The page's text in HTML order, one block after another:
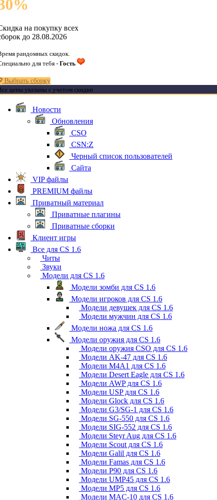
%
на покупку всех
до 28.08.2026
рандомных скидок.
для тебя - Гость
Выбрать сборку
цены указаны с учетом скидки
Новости
Обновления
CSO
CSN:Z
Черный список пользователей
Сайта
VIP файлы
PREMIUM файлы
Приватный материал
Приватные плагины
Приватные сборки
Клиент игры
Все для CS 1.6
Читы
Звуки
Модели для CS 1.6
Модели зомби для CS 1.6
Модели игроков для CS 1.6
Модели девушек для CS 1.6
Модели мужчин для CS 1.6
Модели ножа для CS 1.6
Модели оружия для CS 1.6
Модели оружия CSO для CS 1.6
Модели AK-47 для CS 1.6
Модели M4A1 для CS 1.6
Модели Desert Eagle для CS 1.6
Модели AWP для CS 1.6
Модели USP для CS 1.6
Модели Glock для CS 1.6
Модели G3/SG-1 для CS 1.6
Модели SG-550 для CS 1.6
Модели SIG-552 для CS 1.6
Модели Steyr Aug для CS 1.6
Модели Scout для CS 1.6
Модели Galil для CS 1.6
Модели Famas для CS 1.6
Модели P90 для CS 1.6
Модели UMP45 для CS 1.6
Модели MP5 для CS 1.6
Модели MAC-10 для CS 1.6